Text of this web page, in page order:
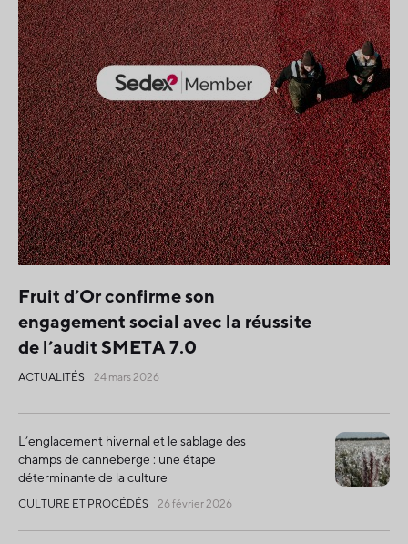
Fruit d’Or confirme son
engagement social avec la réussite
de l’audit SMETA 7.0
ACTUALITÉS 24 mars 2026
L’englacement hivernal et le sablage des
champs de canneberge : une étape
déterminante de la culture
CULTURE ET PROCÉDÉS 26 février 2026